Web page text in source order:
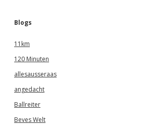
Blogs
11km
120 Minuten
allesausseraas
angedacht
Ballreiter
Beves Welt